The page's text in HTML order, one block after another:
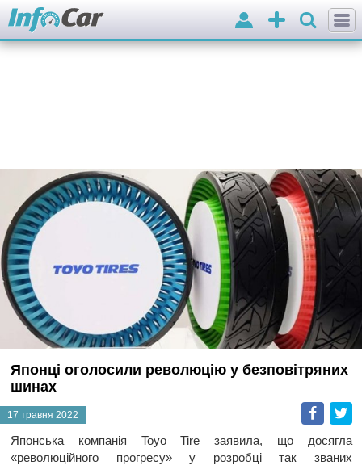
Додати
оголошення
Вхід
Японці оголосили революцію у безповітряних
шинах
17 травня 2022
Японська компанія Toyo Tire заявила, що досягла
«революційного прогресу» у розробці так званих